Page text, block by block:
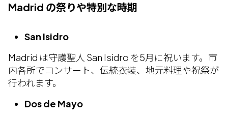
Madrid の祭りや特別な時期
San Isidro
Madrid は守護聖人 San Isidro を5月に祝います。市
内各所でコンサート、伝統衣装、地元料理や祝祭が
行われます。
Dos de Mayo